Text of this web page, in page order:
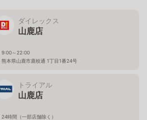
ダイレックス
山鹿店
9:00～22:00
熊本県山鹿市鹿校通 1丁目1番24号
トライアル
山鹿店
24時間（一部店舗除く）